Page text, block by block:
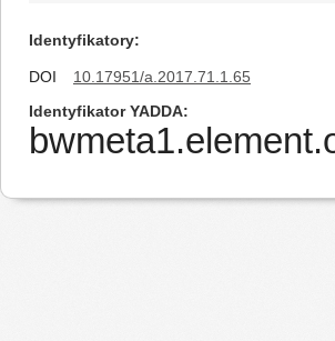
Identyfikatory
DOI
10.17951/a.2017.71.1.65
Identyfikator YADDA